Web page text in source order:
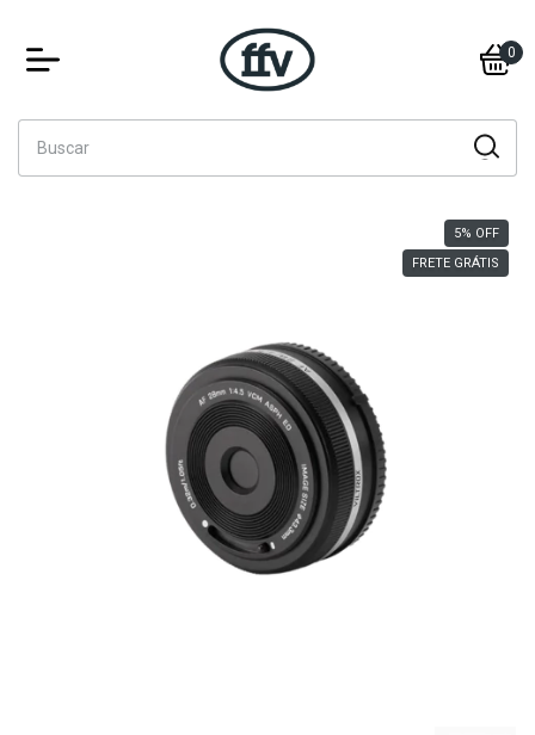
0
5% OFF
FRETE GRÁTIS